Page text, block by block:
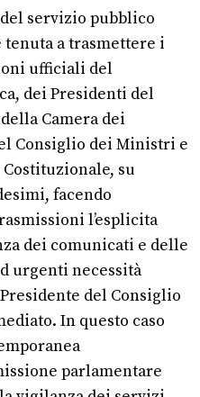
servizio pubblico
a trasmettere i
ufficiali del
dei Presidenti del
Camera dei
Consiglio dei Ministri e
su
facendo
l’esplicita
dei comunicati e delle
urgenti necessità
del Consiglio
In questo caso
parlamentare